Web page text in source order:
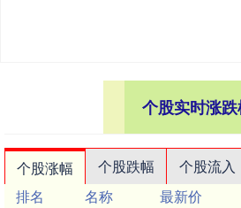
个股实时涨
个股涨幅 个股跌幅 个股流入
排名
名称 最新价